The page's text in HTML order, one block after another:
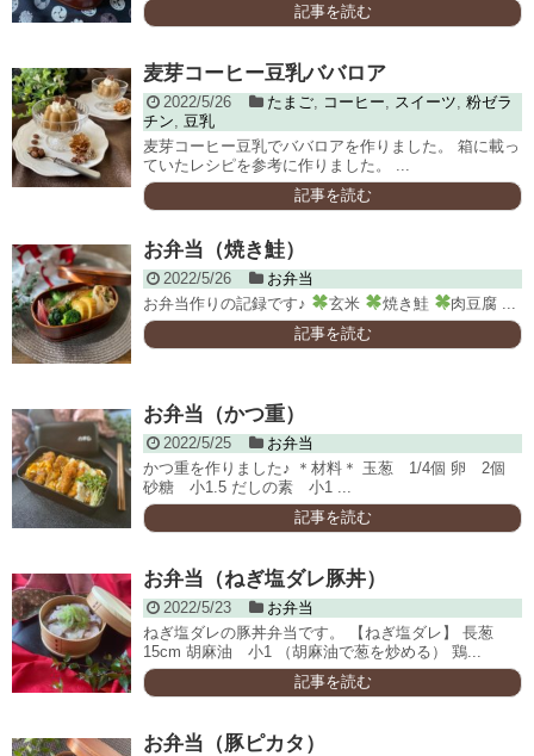
記事を読む
麦芽コーヒー豆乳ババロア
2022/5/26 たまご, コーヒー スイーツ 粉ゼラ
チン
豆乳
麦芽コーヒー豆乳でババロアを作りました。 箱に載っ
ていたレシピを参考に作りました。 ...
記事を読む
お弁当（焼き鮭）
2022/5/26
お弁当
お弁当作りの記録です♪
玄米 焼き鮭
肉豆腐 ...
記事を読む
お弁当（かつ重）
2022/5/25
お弁当
かつ重を作りました♪ ＊材料＊ 玉葱 1/4個 卵 2個
砂糖 小1.5 だしの素 小1 ...
記事を読む
お弁当（ねぎ塩ダレ豚丼）
2022/5/23
お弁当
ねぎ塩ダレの豚丼弁当です。 【ねぎ塩ダレ】 長葱
15cm 胡麻油 小1 （胡麻油で葱を炒める） 鶏...
記事を読む
お弁当（豚ピカタ）